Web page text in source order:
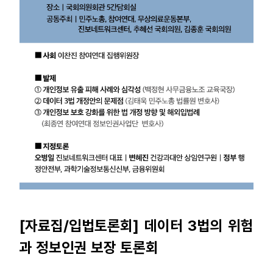
[자료집/입법토론회] 데이터 3법의 위험
과 정보인권 보장 토론회